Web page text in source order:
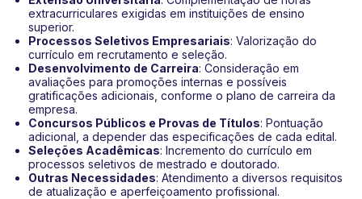
extracurriculares exigidas em instituições de ensino
superior.
Processos Seletivos Empresariais: Valorização do
currículo em recrutamento e seleção.
Desenvolvimento de Carreira: Consideração em
avaliações para promoções internas e possíveis
gratificações adicionais, conforme o plano de carreira da
empresa.
Concursos Públicos e Provas de Títulos: Pontuação
adicional, a depender das especificações de cada edital.
Seleções Acadêmicas: Incremento do currículo em
processos seletivos de mestrado e doutorado.
Outras Necessidades: Atendimento a diversos requisitos
de atualização e aperfeiçoamento profissional.